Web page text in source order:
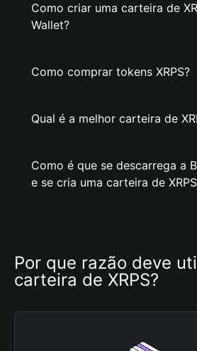
Como criar uma carteira de
Wallet?
Como comprar tokens XRPS?
Qual é a melhor carteira de
Como é que se descarrega a
e se cria uma carteira de
Por que razão deve
carteira de XRPS?